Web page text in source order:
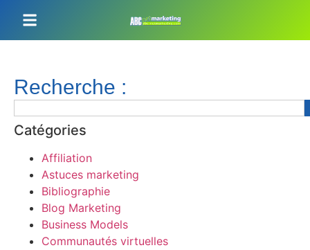
Recherche :
Catégories
Affiliation
Astuces marketing
Bibliographie
Blog Marketing
Business Models
Communautés virtuelles